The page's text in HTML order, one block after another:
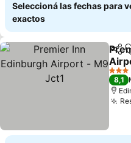
Seleccioná las fechas para
exactos
Ver
3
8,1